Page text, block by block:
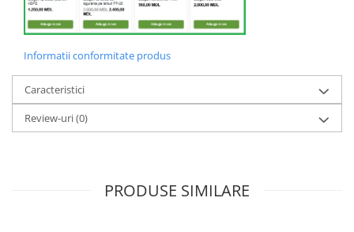
Informatii conformitate produs
Caracteristici
Review-uri(0)
PRODUSE SIMILARE